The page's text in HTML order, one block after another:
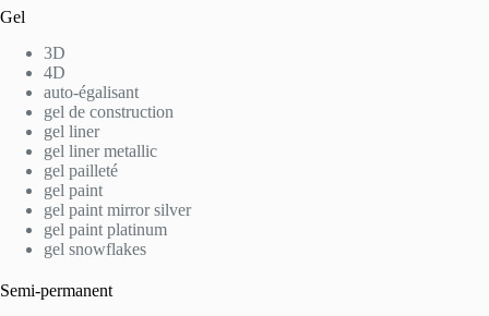
Gel
3D
4D
auto-égalisant
gel de construction
gel liner
gel liner metallic
gel pailleté
gel paint
gel paint mirror silver
gel paint platinum
gel snowflakes
Semi-permanent